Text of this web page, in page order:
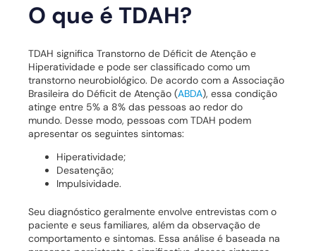
O que é TDAH?
TDAH significa Transtorno de Déficit de Atenção e
Hiperatividade e pode ser classificado como um
transtorno neurobiológico. De acordo com a Associação
Brasileira do Déficit de Atenção (ABDA), essa condição
atinge entre 5% a 8% das pessoas ao redor do
mundo. Desse modo, pessoas com TDAH podem
apresentar os seguintes sintomas:
Hiperatividade;
Desatenção;
Impulsividade.
Seu diagnóstico geralmente envolve entrevistas com o
paciente e seus familiares, além da observação de
comportamento e sintomas. Essa análise é baseada na